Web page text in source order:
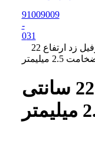
91009009
-
031
پروفیل زد ارتفاع 22
میلیمتر
پروفیل زد ارتفاع 22 سانتی